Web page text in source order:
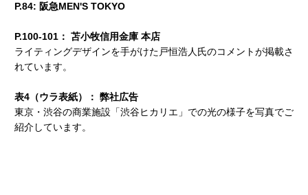
P.84: 阪急MEN'S TOKYO
P.100-101： 苫小牧信用金庫 本店
ライティングデザインを手がけた戸恒浩人氏のコメントが掲載さ
れています。
表4（ウラ表紙）： 弊社広告
東京・渋谷の商業施設「渋谷ヒカリエ」での光の様子を写真でご
紹介しています。